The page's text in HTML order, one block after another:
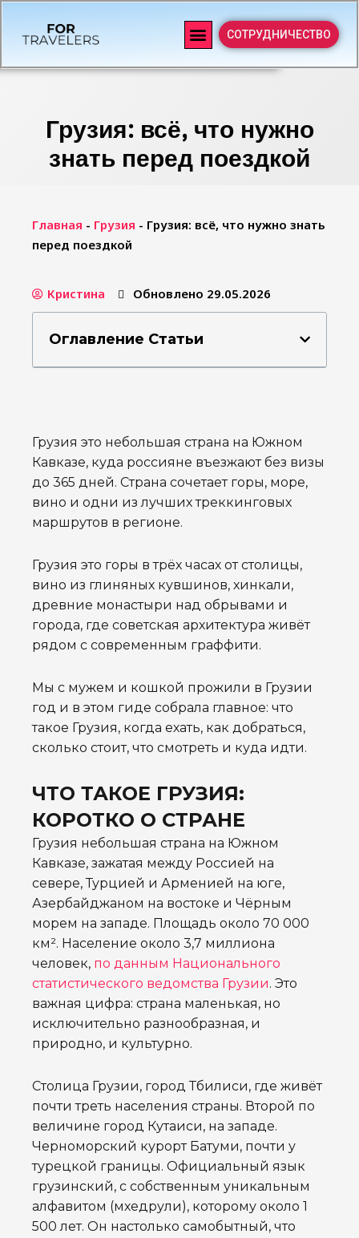
СОТРУДНИЧЕСТВО
Грузия: всё, что нужно
знать перед поездкой
Главная - Грузия - Грузия: всё, что нужно знать
перед поездкой
Кристина Обновлено 29.05.2026
Оглавление Статьи
Грузия это небольшая страна на Южном
Кавказе, куда россияне въезжают без визы
до 365 дней. Страна сочетает горы, море,
вино и одни из лучших треккинговых
маршрутов в регионе.
Грузия это горы в трёх часах от столицы,
вино из глиняных кувшинов, хинкали,
древние монастыри над обрывами и
города, где советская архитектура живёт
рядом с современным граффити.
Мы с мужем и кошкой прожили в Грузии
год и в этом гиде собрала главное: что
такое Грузия, когда ехать, как добраться,
сколько стоит, что смотреть и куда идти.
ЧТО ТАКОЕ ГРУЗИЯ:
КОРОТКО О СТРАНЕ
Грузия небольшая страна на Южном
Кавказе, зажатая между Россией на
севере, Турцией и Арменией на юге,
Азербайджаном на востоке и Чёрным
морем на западе. Площадь около 70 000
км². Население около 3,7 миллиона
человек, по данным Национального
статистического ведомства Грузии. Это
важная цифра: страна маленькая, но
исключительно разнообразная, и
природно, и культурно.
Столица Грузии, город Тбилиси, где живёт
почти треть населения страны. Второй по
величине город Кутаиси, на западе.
Черноморский курорт Батуми, почти у
турецкой границы. Официальный язык
грузинский, с собственным уникальным
алфавитом (мхедрули), которому около 1
500 лет. Он настолько самобытный, что